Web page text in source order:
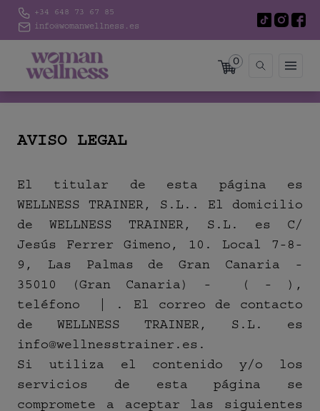
+34 648 73 67 85
info@womanwellness.es
0
AVISO LEGAL
El titular de esta página es
WELLNESS TRAINER, S.L.. El domicilio
de WELLNESS TRAINER, S.L. es C/
Jesús Ferrer Gimeno, 10. Local 7-8-
9, Las Palmas de Gran Canaria -
35010 (Gran Canaria) - ( - ),
teléfono | . El correo de contacto
de WELLNESS TRAINER, S.L. es
info@wellnesstrainer.es.
Si utiliza el contenido y/o los
servicios de esta página se
compromete a aceptar las siguientes